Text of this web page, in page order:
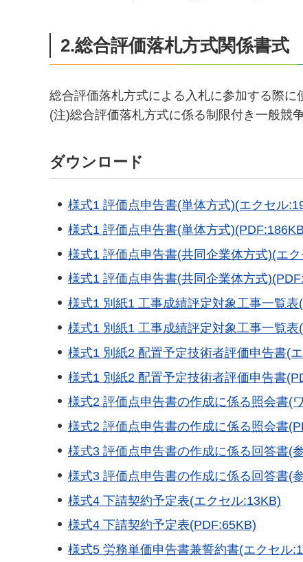
2.総合評価落札方式関係書式
総合評価落札方式による入札に参加する際に
(注)総合評価落札方式に係る制限付き一般競
ダウンロード
様式1 評価点申告書(単体方式)(エクセル
様式1 評価点申告書(単体方式
様式1 評価点申告書(共同企業体方式)(エ
様式1 評価点申告書(共同企業体方式
様式1 別紙1 工事成績評定対象工事一覧表
様式1 別紙1 工事成績評定対象工事一覧表
様式1 別紙2 配置予定技術者評価申告書(
様式1 別紙2 配置予定技術者評価申告書
様式2 評価点申告書の作成に係る照会書(
様式2 評価点申告書の作成に係る照会書
様式3 評価点申告書の作成に係る回答書(
様式3 評価点申告書の作成に係る回答書(
様式4 下請契約予定表(エクセル:13KB)
様式4 下請契約予定表(PDF:65KB)
様式5 労務単価申告書兼誓約書(エクセル